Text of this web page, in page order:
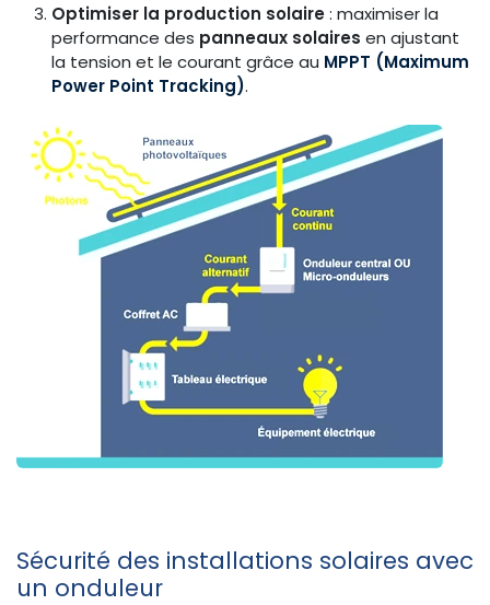
Optimiser la production solaire: maximiser la
performance des panneaux solaires en ajustant
la tension et le courant grâce au MPPT (Maximum
Power Point Tracking).
Sécurité des installations solaires avec
un onduleur